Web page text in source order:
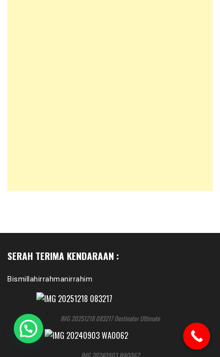
SERAH TERIMA KENDARAAN :
Bismillahirrahmanirrahim
IMG 20251218 083217 Destinator Ultimate